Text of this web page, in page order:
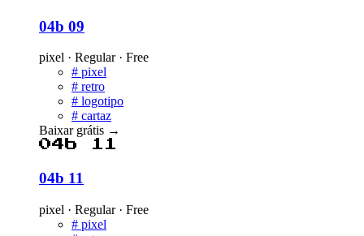
04b 09
pixel · Regular · Free
# pixel
# retro
# logotipo
# cartaz
Baixar grátis →
04b 11
04b 11
pixel · Regular · Free
# pixel